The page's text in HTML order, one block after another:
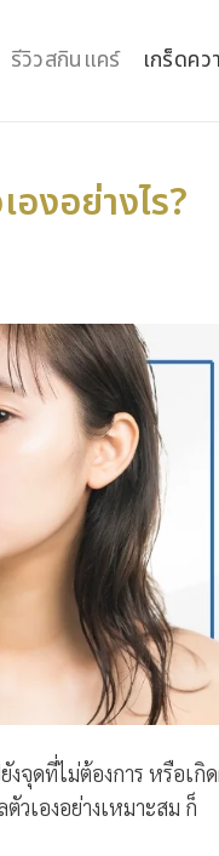
รีวิวสกินแคร์ เกร็ดค
งอย่างไร?
งจุดที่ไม่ต้องการ หรือเกิ
เองอย่างเหมาะสม ก็